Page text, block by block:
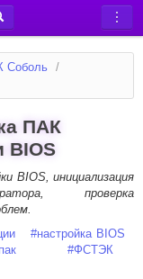
Соболь /
ПАК
BIOS
BIOS, инициализация
проверка
#настройка BIOS
#ФСТЭК